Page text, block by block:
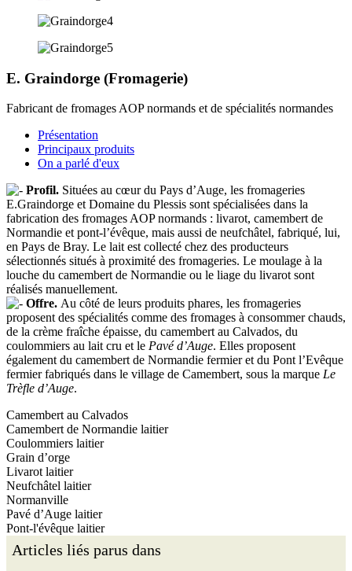
E. Graindorge (Fromagerie)
Fabricant de fromages AOP normands et de spécialités normandes
Présentation
Principaux produits
On a parlé d'eux
Profil. Situées au cœur du Pays d’Auge, les fromageries
E.Graindorge et Domaine du Plessis sont spécialisées dans la
fabrication des fromages AOP normands : livarot, camembert de
Normandie et pont-l’évêque, mais aussi de neufchâtel, fabriqué, lui,
en Pays de Bray. Le lait est collecté chez des producteurs
sélectionnés situés à proximité des fromageries. Le moulage à la
louche du camembert de Normandie ou le liage du livarot sont
réalisés manuellement.
Offre. Au côté de leurs produits phares, les fromageries
proposent des spécialités comme des fromages à consommer chauds,
de la crème fraîche épaisse, du camembert au Calvados, du
coulommiers au lait cru et le Pavé d’Auge. Elles proposent
également du camembert de Normandie fermier et du Pont l’Evêque
fermier fabriqués dans le village de Camembert, sous la marque Le
Trèfle d’Auge.
Camembert au Calvados
Camembert de Normandie laitier
Coulommiers laitier
Grain d’orge
Livarot laitier
Neufchâtel laitier
Normanville
Pavé d’Auge laitier
Pont-l'évêque laitier
Articles liés parus dans